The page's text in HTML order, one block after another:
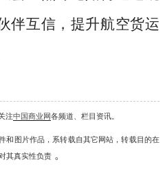
伴互信，提升航空货运
注中国商业网各频道、栏目资讯
和图片作品，系转载自其它网站，转载目的在
其真实性负责 。